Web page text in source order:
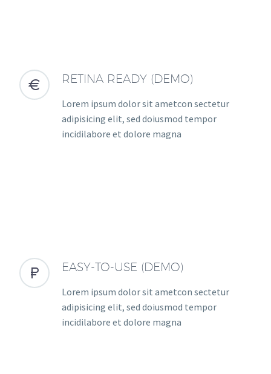

 RETINA READY (DEMO)
Lorem ipsum dolor sit ametcon sectetur
adipisicing elit, sed doiusmod tempor
incidilabore et dolore magna

 EASY-TO-USE (DEMO)
Lorem ipsum dolor sit ametcon sectetur
adipisicing elit, sed doiusmod tempor
incidilabore et dolore magna